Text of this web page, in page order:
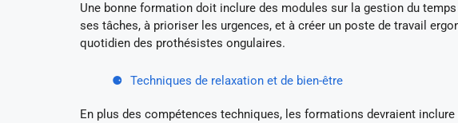
Une bonne formation doit inclure des modules sur la gestion du
ses tâches, à prioriser les urgences, et à créer un poste de travail
quotidien des prothésistes ongulaires.
Techniques de relaxation et de bien-être
En plus des compétences techniques, les formations devraient